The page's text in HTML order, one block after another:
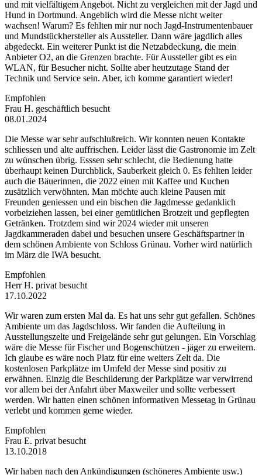
und mit vielfältigem Angebot. Nicht zu vergleichen mit der Jagd und
Hund in Dortmund. Angeblich wird die Messe nicht weiter
wachsen! Warum? Es fehlten mir nur noch Jagd-Instrumentenbauer
und Mundstückhersteller als Aussteller. Dann wäre jagdlich alles
abgedeckt. Ein weiterer Punkt ist die Netzabdeckung, die mein
Anbieter O2, an die Grenzen brachte. Für Aussteller gibt es ein
WLAN, für Besucher nicht. Sollte aber heutzutage Stand der
Technik und Service sein. Aber, ich komme garantiert wieder!
Empfohlen
Frau H. geschäftlich besucht
08.01.2024
Die Messe war sehr aufschlußreich. Wir konnten neuen Kontakte
schliessen und alte auffrischen. Leider lässt die Gastronomie im Zelt
zu wünschen übrig. Esssen sehr schlecht, die Bedienung hatte
überhaupt keinen Durchblick, Sauberkeit gleich 0. Es fehlten leider
auch die Bäuerinnen, die 2022 einen mit Kaffee und Kuchen
zusätzlich verwöhnten. Man möchte auch kleine Pausen mit
Freunden geniessen und ein bischen die Jagdmesse gedanklich
vorbeiziehen lassen, bei einer gemütlichen Brotzeit und gepflegten
Getränken. Trotzdem sind wir 2024 wieder mit unseren
Jagdkammeraden dabei und besuchen unsere Geschäftspartner in
dem schönen Ambiente von Schloss Grünau. Vorher wird natürlich
im März die IWA besucht.
Empfohlen
Herr H. privat besucht
17.10.2022
Wir waren zum ersten Mal da. Es hat uns sehr gut gefallen. Schönes
Ambiente um das Jagdschloss. Wir fanden die Aufteilung in
Ausstellungszelte und Freigelände sehr gut gelungen. Ein Vorschlag
wäre die Messe für Fischer und Bogenschützen - jäger zu erweitern.
Ich glaube es wäre noch Platz für eine weiters Zelt da. Die
kostenlosen Parkplätze im Umfeld der Messe sind positiv zu
erwähnen. Einzig die Beschilderung der Parkplätze war verwirrend
vor allem bei der Anfahrt über Maxweiler und sollte verbessert
werden. Wir hatten einen schönen informativen Messetag in Grünau
verlebt und kommen gerne wieder.
Empfohlen
Frau E. privat besucht
13.10.2018
Wir haben nach den Ankündigungen (schöneres Ambiente usw.)